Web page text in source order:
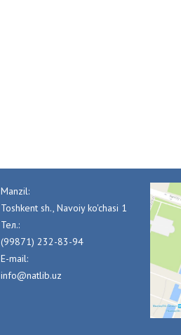
Manzil:
Toshkent sh., Navoiy ko'chasi 1
Тел.:
(99871) 232-83-94
E-mail:
info@natlib.uz